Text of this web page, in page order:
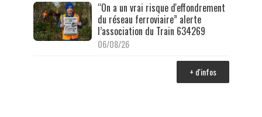
“On a un vrai risque d'effondrement
du réseau ferroviaire” alerte
l’association du Train 634269
06/08/26
+ d'infos